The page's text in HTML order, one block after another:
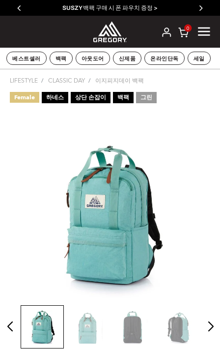
SUSZY 백팩 구매 시 폰 파우치 증정 >
0
베스트셀러 백팩 아웃도어 신제품 온라인단독 세일
LIFESTYLE CLASSIC DAY 이지피지데이 백팩
Female 하네스 상단 손잡이 백팩 그린